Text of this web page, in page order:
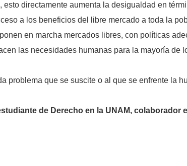
directamente aumenta la desigualdad en
a los beneficios del libre mercado a toda la
en marcha mercados libres, con políticas
las necesidades humanas para la mayoría de
problema que se suscite o al que se enfrente la
de Derecho en la UNAM,